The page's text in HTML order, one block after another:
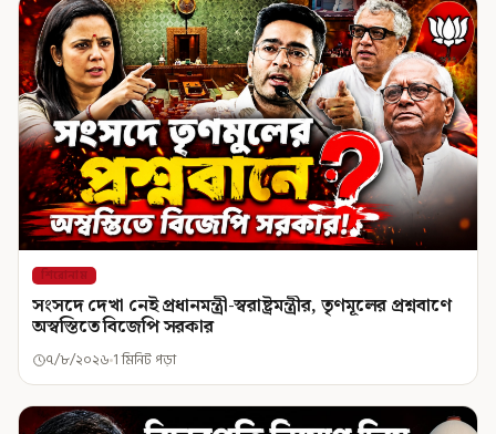
শিরোনাম
সংসদে দেখা নেই প্রধানমন্ত্রী-স্বরাষ্ট্রমন্ত্রীর, তৃণমূলের প্রশ্নবাণে
অস্বস্তিতে বিজেপি সরকার
৭/৮/২০২৬ 1 মিনিট পড়া